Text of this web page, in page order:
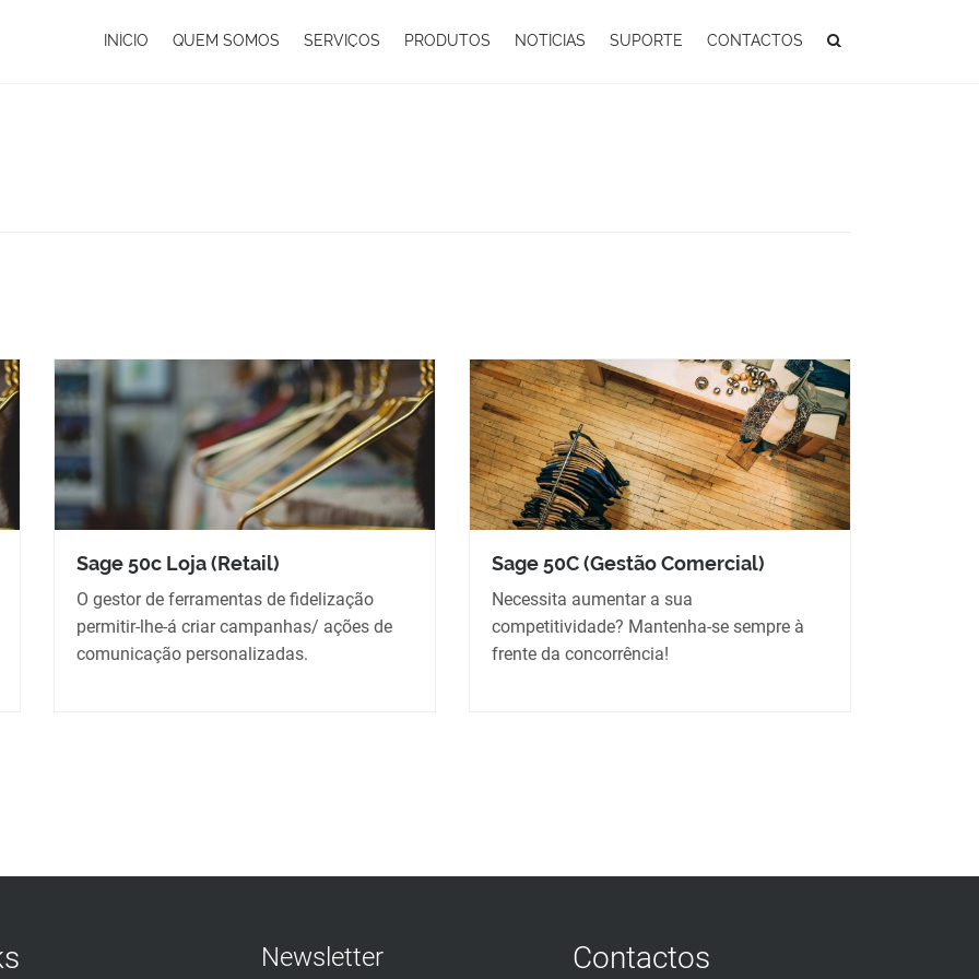
INÍCIO QUEM SOMOS SERVIÇOS PRODUTOS NOTÍCIAS SUPORTE CONTACTOS
Sage 50c Loja (Retail)
O gestor de ferramentas de fidelização
permitir-lhe-á criar campanhas/ ações de
comunicação personalizadas.
Sage 50C (Gestão Comercial)
Necessita aumentar a sua
competitividade? Mantenha-se sempre à
frente da concorrência!
Newsletter Contactos